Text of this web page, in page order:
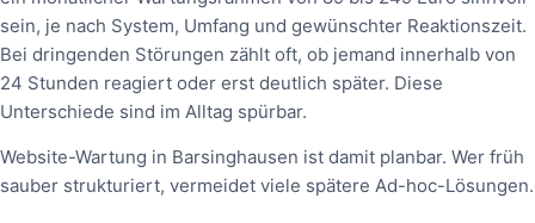
sein, je nach System, Umfang und gewünschter Reaktionszeit.
Bei dringenden Störungen zählt oft, ob jemand innerhalb von
24 Stunden reagiert oder erst deutlich später. Diese
Unterschiede sind im Alltag spürbar.
Website-Wartung in Barsinghausen ist damit planbar. Wer früh
sauber strukturiert, vermeidet viele spätere Ad-hoc-Lösungen.